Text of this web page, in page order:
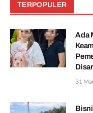
TERPOPULER
Ada
31